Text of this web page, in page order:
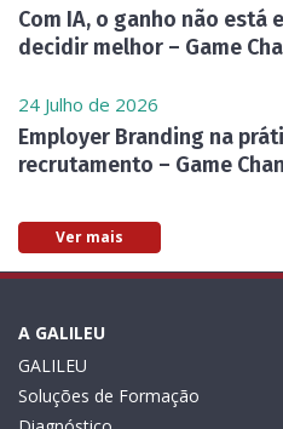
Com IA, o ganho não está
decidir melhor – Game
24 Julho de 2026
Employer Branding na
recrutamento – Game
Ver mais
A GALILEU
GALILEU
Soluções de Formação